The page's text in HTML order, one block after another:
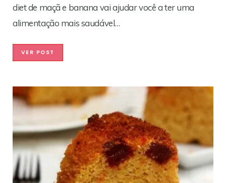
diet de maçã e banana vai ajudar você a ter uma
alimentação mais saudável…
VER POST